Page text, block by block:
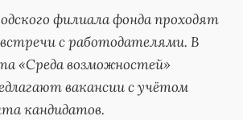
филиала фонда проходят
с работодателями. В
«Среда возможностей»
вакансии с учётом
кандидатов.